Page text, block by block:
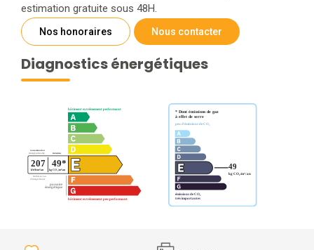
estimation gratuite sous 48H.
Nos honoraires Nous contacter
Diagnostics énergétiques